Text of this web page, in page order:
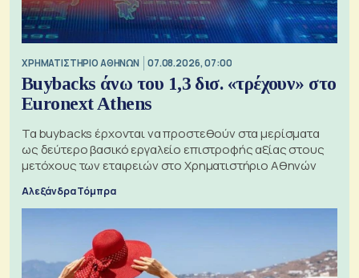
XΡΗΜΑΤΙΣΤΗΡΙΟ ΑΘΗΝΩΝ 07.08.2026, 07:00
Buybacks άνω του 1,3 δισ. «τρέχουν» στο
Euronext Athens
Τα buybacks έρχονται να προστεθούν στα μερίσματα
ως δεύτερο βασικό εργαλείο επιστροφής αξίας στους
μετόχους των εταιρειών στο Χρηματιστήριο Αθηνών
Αλεξάνδρα Τόμπρα